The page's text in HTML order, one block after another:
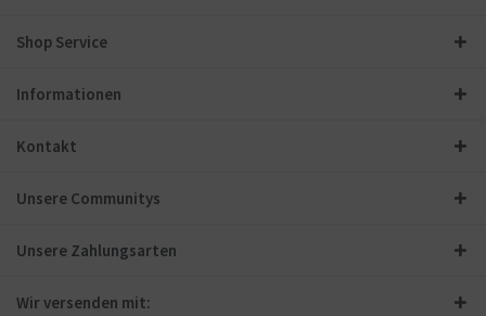
Shop Service
Informationen
Kontakt
Unsere Communitys
Unsere Zahlungsarten
Wir versenden mit: